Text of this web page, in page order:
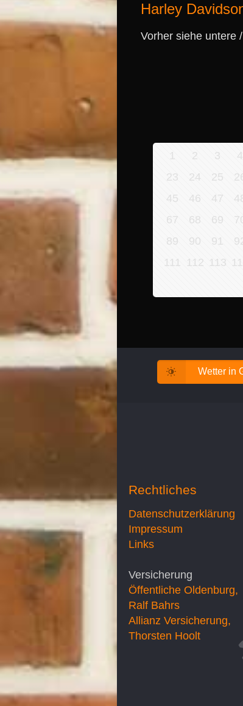
Harley
Vorher siehe untere
1 2 3 4
23
24 25
45
46 47
67
68 69
89
90 91
111 112 113
Wetter in
Rechtliches
Datenschutzerklärung
Impressum
Links
Versicherung
Öffentliche Oldenburg,
Ralf Bahrs
Allianz Versicherung,
Thorsten Hoolt